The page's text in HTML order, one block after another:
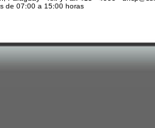
de 07:00 a 15:00 horas